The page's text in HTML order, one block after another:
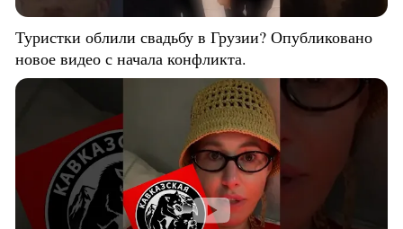
Туристки облили свадьбу в Грузии? Опубликовано
новое видео с начала конфликта.